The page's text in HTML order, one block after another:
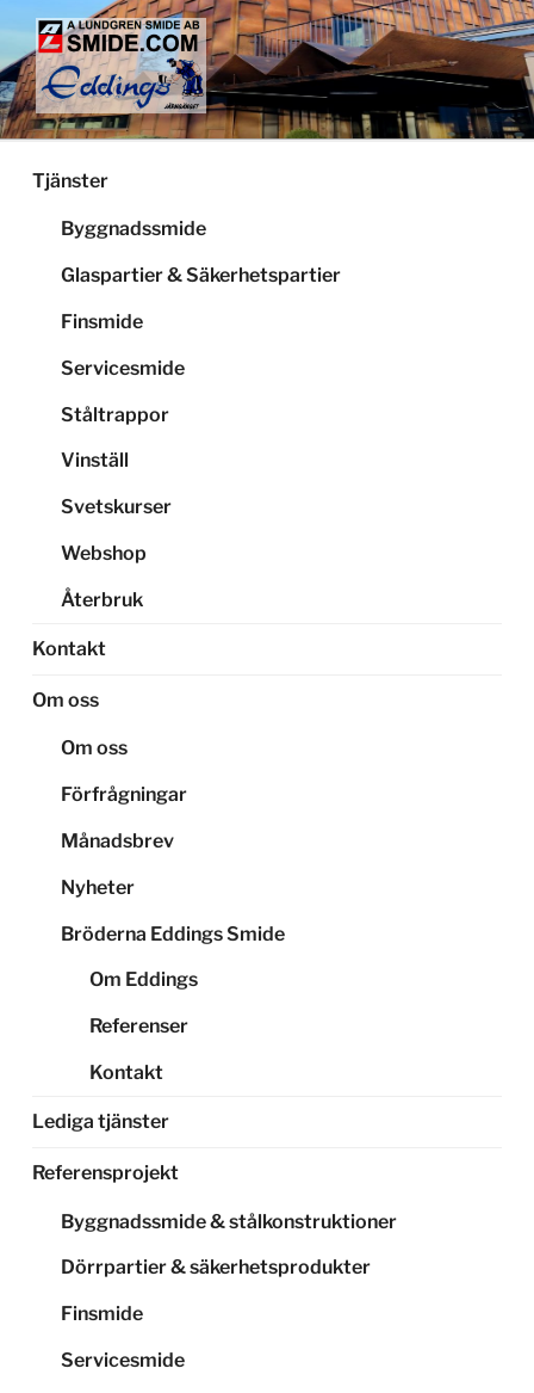
Hoppa
innehåll
LUNDGRENS SMIDE
Smide och glaspartier i Stockholm
Tjänster
Byggnadssmide
Glaspartier & Säkerhetspartier
Finsmide
Servicesmide
Ståltrappor
Vinställ
Svetskurser
Webshop
Återbruk
Kontakt
Om oss
Om oss
Förfrågningar
Månadsbrev
Nyheter
Bröderna Eddings Smide
Om Eddings
Referenser
Kontakt
Lediga tjänster
Referensprojekt
Byggnadssmide & stålkonstruktioner
Dörrpartier & säkerhetsprodukter
Finsmide
Servicesmide